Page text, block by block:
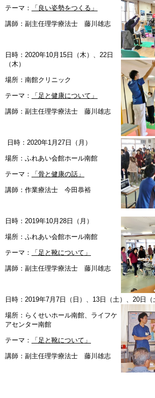
テーマ： 「良い姿勢をつくる」
講師：副主任理学療法士 藤川雄志
日時：2020年10月15日（木）、22日
（木）
場所：南館クリニック
テーマ： 「足と健康について」
講師：副主任理学療法士 藤川雄志
日時：2020年1月27日（月）
場所：ふれあい会館ホール南館
テーマ： 「骨と健康の話」
講師：作業療法士 今田恭裕
日時：2019年10月28日（月）
場所：ふれあい会館ホール南館
テーマ： 「足と靴について」
講師：副主任理学療法士 藤川雄志
日時：2019年7月7日（日）、13日（土）、20日（
場所：らくせいホール南館、ライフケ
アセンター南館
テーマ： 「足と靴について」
講師：副主任理学療法士 藤川雄志